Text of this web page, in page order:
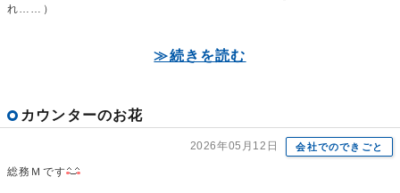
れ……）
≫続きを読む
カウンターのお花
2026年05月12日 会社でのできごと
総務Ｍです